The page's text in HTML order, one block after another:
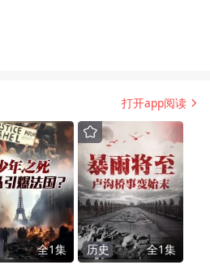
打开app阅读
全1集 历史 全1集